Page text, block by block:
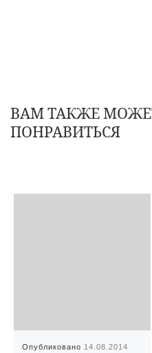
ВАМ ТАКЖЕ
ПОНРАВИТЬСЯ
Опубликовано 14.08.2014